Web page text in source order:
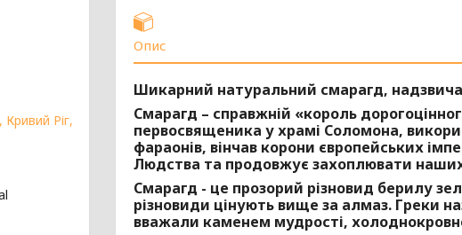
Опис
Шикарний натуральний смарагд,
Смарагд – справжній «король
первосвященика у храмі Соломона,
фараонів, вінчав корони європейських
Людства та продовжує захоплювати
Смарагд - це прозорий різновид берилу
різновиди цінують вище за алмаз. Греки
вважали каменем мудрості,
Кривий Ріг,